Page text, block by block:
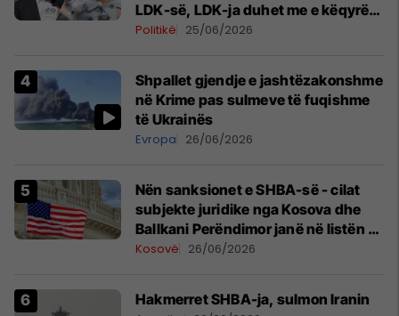
LDK-së, LDK-ja duhet me e këqyrë
veten seriozisht në pasqyrë
Politikë 25/06/2026
Shpallet gjendje e jashtëzakonshme
në Krime pas sulmeve të fuqishme
të Ukrainës
Evropa 26/06/2026
Nën sanksionet e SHBA-së - cilat
subjekte juridike nga Kosova dhe
Ballkani Perëndimor janë në listën e
zezë amerikane?
Kosovë 26/06/2026
Hakmerret SHBA-ja, sulmon Iranin